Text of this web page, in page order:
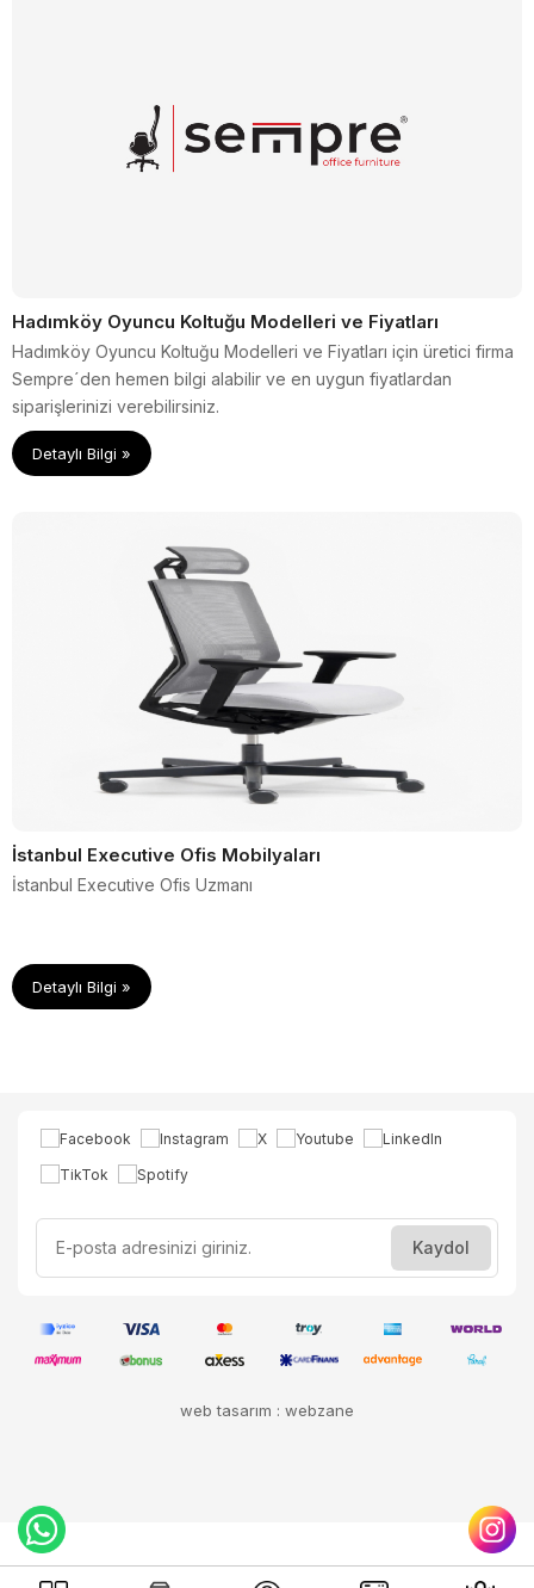
Hadımköy Oyuncu Koltuğu Modelleri ve Fiyatları
Hadımköy Oyuncu Koltuğu Modelleri ve Fiyatları için üretici firma
Sempre´den hemen bilgi alabilir ve en uygun fiyatlardan
siparişlerinizi verebilirsiniz.
Detaylı Bilgi »
İstanbul Executive Ofis Mobilyaları
İstanbul Executive Ofis Uzmanı
Detaylı Bilgi »
web tasarım : webzane